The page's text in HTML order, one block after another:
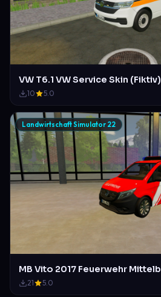
VW T6.1 VW Service Skin (Fiktiv)
10 5.0
Landwirtschaft Simulator 22
21 5.0